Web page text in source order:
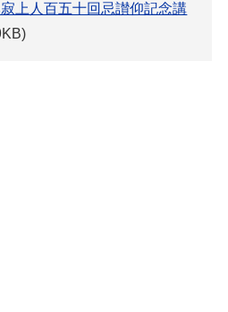
上人百五十回忌讃仰記念講